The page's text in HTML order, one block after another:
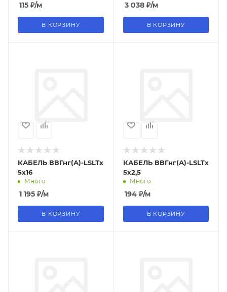
115 ₽/м
В КОРЗИНУ
3 038₽/м
В КОРЗИНУ
КАБЕЛЬ ВВГнг(А)-LSLTx
5х16
Много
1 195 ₽/м
В КОРЗИНУ
КАБЕЛЬ ВВГнг(А)-LSLTx
5х2,5
Много
194₽/м
В КОРЗИНУ